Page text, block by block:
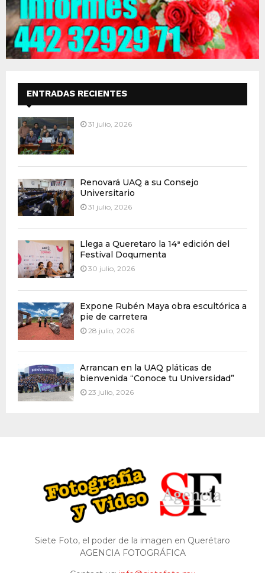
ENTRADAS RECIENTES
31 julio, 2026
Renovará UAQ a su Consejo
Universitario
31 julio, 2026
Llega a Queretaro la 14ª edición del
Festival Doqumenta
30 julio, 2026
Expone Rubén Maya obra escultórica a
pie de carretera
28 julio, 2026
Arrancan en la UAQ pláticas de
bienvenida “Conoce tu Universidad”
23 julio, 2026
Siete Foto, el poder de la imagen en Querétaro
AGENCIA FOTOGRÁFICA